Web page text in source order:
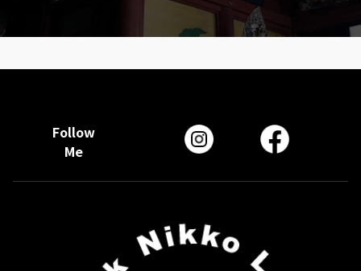
Follow
Me